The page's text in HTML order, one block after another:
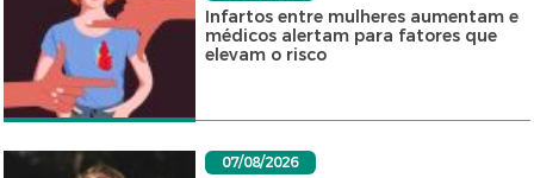
Infartos entre mulheres aumentam e
médicos alertam para fatores que
elevam o risco
07/08/2026